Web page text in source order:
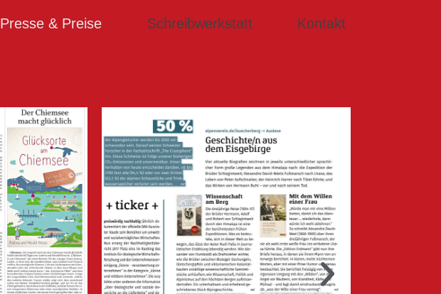
Presse & Preise Schreibwerkstatt Kontakt